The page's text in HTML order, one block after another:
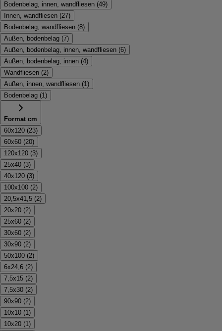
Bodenbelag, innen, wandfliesen (49)
Innen, wandfliesen (27)
Bodenbelag, wandfliesen (8)
Außen, bodenbelag (7)
Außen, bodenbelag, innen, wandfliesen (6)
Außen, bodenbelag, innen (4)
Wandfliesen (2)
Außen, innen, wandfliesen (1)
Bodenbelag (1)
Format cm
60x120 (23)
60x60 (20)
120x120 (3)
25x40 (3)
40x120 (3)
100x100 (2)
20,5x41,5 (2)
20x20 (2)
25x60 (2)
30x60 (2)
30x90 (2)
50x100 (2)
6x24,6 (2)
7,5x15 (2)
7,5x30 (2)
90x90 (2)
10x10 (1)
10x20 (1)